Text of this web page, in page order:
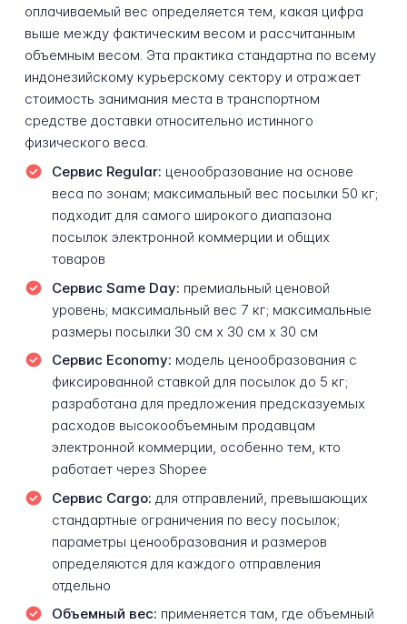
оплачиваемый вес определяется тем, какая цифра
выше между фактическим весом и рассчитанным
объемным весом. Эта практика стандартна по всему
индонезийскому курьерскому сектору и отражает
стоимость занимания места в транспортном
средстве доставки относительно истинного
физического веса.
Сервис Regular: ценообразование на основе
веса по зонам; максимальный вес посылки 50 кг;
подходит для самого широкого диапазона
посылок электронной коммерции и общих
товаров
Сервис Same Day: премиальный ценовой
уровень; максимальный вес 7 кг; максимальные
размеры посылки 30 см x 30 см x 30 см
Сервис Economy: модель ценообразования с
фиксированной ставкой для посылок до 5 кг;
разработана для предложения предсказуемых
расходов высокообъемным продавцам
электронной коммерции, особенно тем, кто
работает через Shopee
Сервис Cargo: для отправлений, превышающих
стандартные ограничения по весу посылок;
параметры ценообразования и размеров
определяются для каждого отправления
отдельно
Объемный вес: применяется там, где объемный